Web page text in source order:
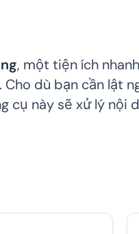
, một tiện ích
dù bạn cần lật
cụ này sẽ xử lý nội